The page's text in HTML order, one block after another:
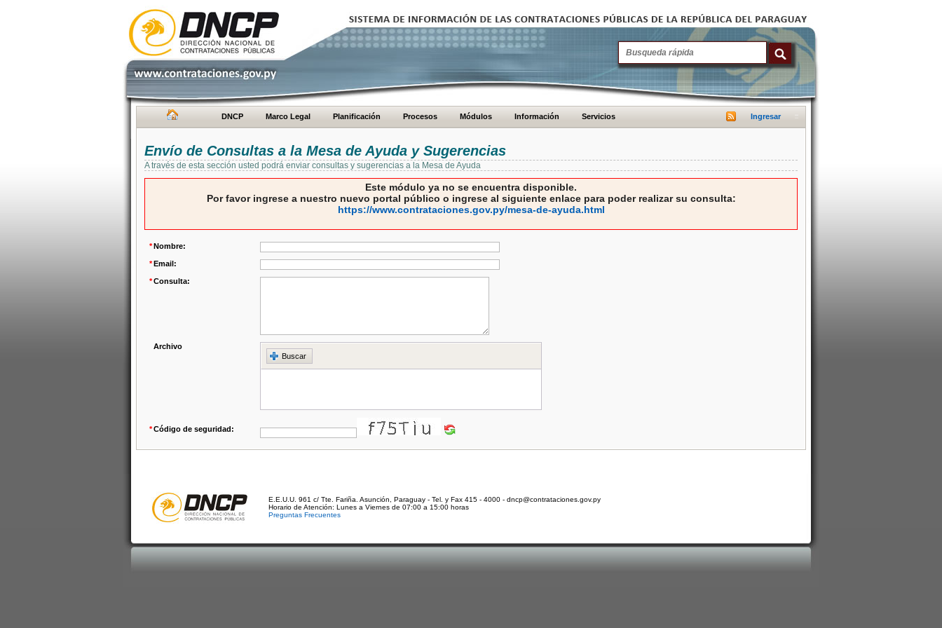
DNCP Marco Legal Planificación Procesos Módulos Información Servicios Ingresar
Envío de Consultas a la Mesa de Ayuda y Sugerencias
A través de esta sección usted podrá enviar consultas y sugerencias a la Mesa de Ayuda
Este módulo ya no se encuentra disponible.
Por favor ingrese a nuestro nuevo portal público o ingrese al siguiente enlace para poder realizar su consulta:
https://www.contrataciones.gov.py/mesa-de-ayuda.html
*Nombre:
*Email:
*Consulta:
Archivo
Buscar
*Código de seguridad:
E.E.U.U. 961 c/ Tte. Fariña. Asunción, Paraguay - Tel. y Fax 415 - 4000 - dncp@contrataciones.gov.py
Horario de Atención: Lunes a Viernes de 07:00 a 15:00 horas
Preguntas Frecuentes